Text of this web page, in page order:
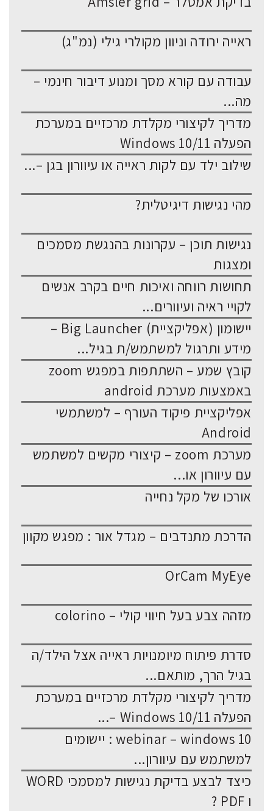
ראייה ירודה וניוון מקולרי גילי (נמ"ג)
עבודה עם קורא מסך ומנוע דיבור חינמי –
מה...
מדריך לקיצורי מקלדת מרכזיים במערכת
הפעלה Windows 10/11
שילוב ילד עם לקות ראייה או עיוורון בגן –...
מהי נגישות דיגיטלית?
נגישות תוכן – עקרונות בהנגשת מסמכים
ומצגות
תחושות רווחה ואיכות חיים בקרב אנשים
לקויי ראיה ועיוורים...
יישומון (אפליקציית) Big Launcher –
מידע ותרגול למשתמש/ת בגיל...
קובץ שמע – השתתפות במפגש zoom
באמצעות מערכת android
אפליקציית פיקוד העורף – למשתמשי
Android
מערכת zoom – קיצורי מקשים למשתמש
עם עיוורון או...
אורכו של מקל נחייה
הדרכת מתנדבים – מגדל אור : מפגש מקוון
OrCam MyEye
מזהה צבע בעל חיווי קולי – colorino
סדרת פיתוח מיומנויות ראייה אצל הילד/ה
בגיל הרך, מותאם...
מדריך לקיצורי מקלדת מרכזיים במערכת
הפעלה Windows 10/11 –...
webinar – windows 10 : יישומים
למשתמש עם עיוורון...
כיצד לבצע בדיקת נגישות למסמכי WORD
ו PDF ?